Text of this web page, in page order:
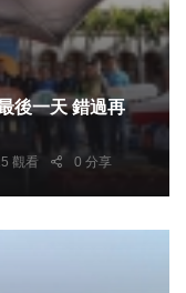
觀看 0 分享